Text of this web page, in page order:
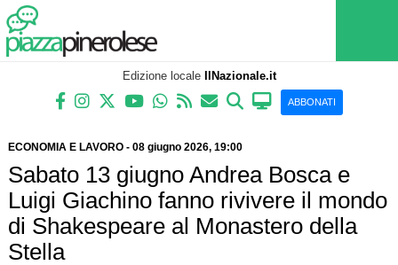
Edizione locale IlNazionale.it
ABBONATI
ECONOMIA E LAVORO- 08 giugno 2026, 19:00
Sabato 13 giugno Andrea Bosca e
Luigi Giachino fanno rivivere il mondo
di Shakespeare al Monastero della
Stella